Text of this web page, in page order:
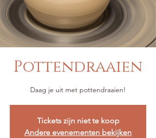
Pottendraaien
Tickets zijn niet te koop
Andere evenementen bekijken